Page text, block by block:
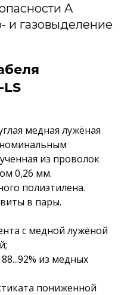
A
газовыделение
медная лужёная
из проволок
0,26 мм.
полиэтилена.
в пары.
с медной лужёной
из медных
пониженной